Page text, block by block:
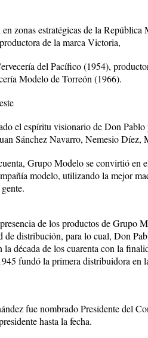
zonas estratégicas de la
de la marca Victoria,
del Pacífico (1954),
Modelo de Torreón (1966).
el espíritu visionario de Don
Sánchez Navarro, Nemesio
Grupo Modelo se convirtió en
modelo, utilizando la mejor
de los productos de Grupo
de distribución, para lo cual, Don
la década de los cuarenta con la
fundó la primera distribuidora en
fue nombrado Presidente del
hasta la fecha.